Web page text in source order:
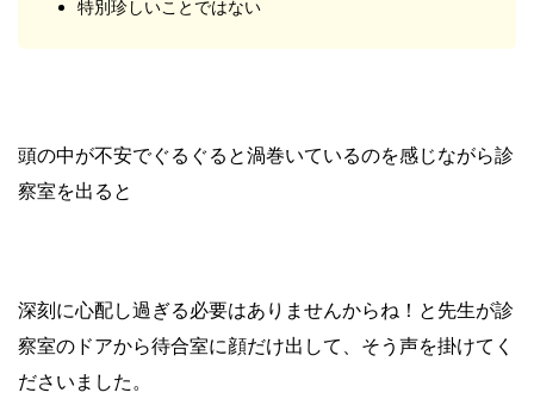
特別珍しいことではない
頭の中が不安でぐるぐると渦巻いているのを感じながら診
察室を出ると
深刻に心配し過ぎる必要はありませんからね！と先生が診
察室のドアから待合室に顔だけ出して、そう声を掛けてく
ださいました。